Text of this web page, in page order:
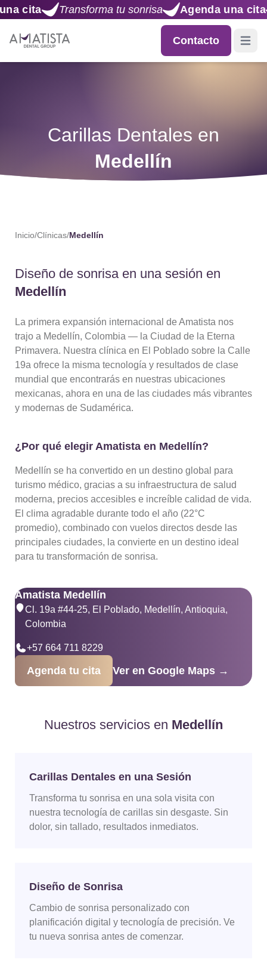
Transforma tu sonrisa Agenda una cita
Contacto Open
Carillas Dentales en
Medellín
Inicio/Clínicas/Medellín
Diseño de sonrisa en una sesión en
Medellín
La primera expansión internacional de Amatista nos
trajo a Medellín, Colombia — la Ciudad de la Eterna
Primavera. Nuestra clínica en El Poblado sobre la Calle
19a ofrece la misma tecnología y resultados de clase
mundial que encontrarás en nuestras ubicaciones
mexicanas, ahora en una de las ciudades más vibrantes
y modernas de Sudamérica.
¿Por qué elegir Amatista en Medellín?
Medellín se ha convertido en un destino global para
turismo médico, gracias a su infraestructura de salud
moderna, precios accesibles e increíble calidad de vida.
El clima agradable durante todo el año (22°C
promedio), combinado con vuelos directos desde las
principales ciudades, la convierte en un destino ideal
para tu transformación de sonrisa.
Amatista Medellín
Cl. 19a #44-25, El Poblado, Medellín, Antioquia,
Colombia
+57 664 711 8229
Agenda tu cita Ver en Google Maps →
Nuestros servicios en Medellín
Carillas Dentales en una Sesión
Transforma tu sonrisa en una sola visita con
nuestra tecnología de carillas sin desgaste. Sin
dolor, sin tallado, resultados inmediatos.
Diseño de Sonrisa
Cambio de sonrisa personalizado con
planificación digital y tecnología de precisión. Ve
tu nueva sonrisa antes de comenzar.